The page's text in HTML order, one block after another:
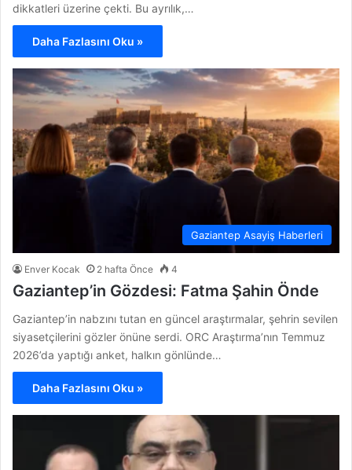
dikkatleri üzerine çekti. Bu ayrılık,…
Daha Fazlasını Oku »
Gaziantep Asayiş Haberleri
Enver Kocak 2 hafta Önce 4
Gaziantep’in Gözdesi: Fatma Şahin Önde
Gaziantep’in nabzını tutan en güncel araştırmalar, şehrin sevilen
siyasetçilerini gözler önüne serdi. ORC Araştırma’nın Temmuz
2026’da yaptığı anket, halkın gönlünde…
Daha Fazlasını Oku »